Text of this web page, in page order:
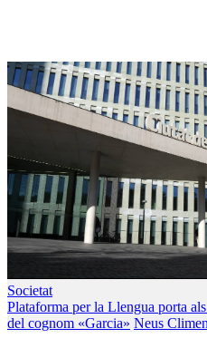
Societat
Plataforma per la Llengua porta
del cognom «Garcia» Neus